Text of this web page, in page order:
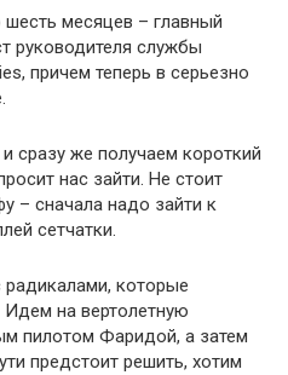
месяцев – главный
руководителя службы
причем теперь в серьезно
сразу же получаем короткий
нас зайти. Не стоит
– сначала надо зайти к
сетчатки.
радикалами, которые
Идем на вертолетную
пилотом Фаридой, а затем
предстоит решить, хотим